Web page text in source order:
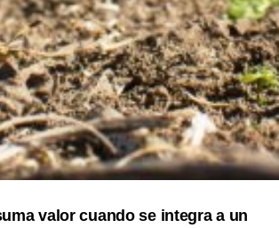
valor cuando se integra a un